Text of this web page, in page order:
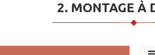
2. MONTAGE À